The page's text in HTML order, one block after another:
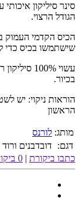
סינר סיליקון
הגודל הרצוי.
הכיס הקדמי העמוק
שישתמשו בכיס כדי
עשוי
בכיור.
הוראות ניקוי: יש
הראשון
מותג: לורנס
דגם:
דובדבנים ורוד
כתבו ביקורת | 0 ביקורות